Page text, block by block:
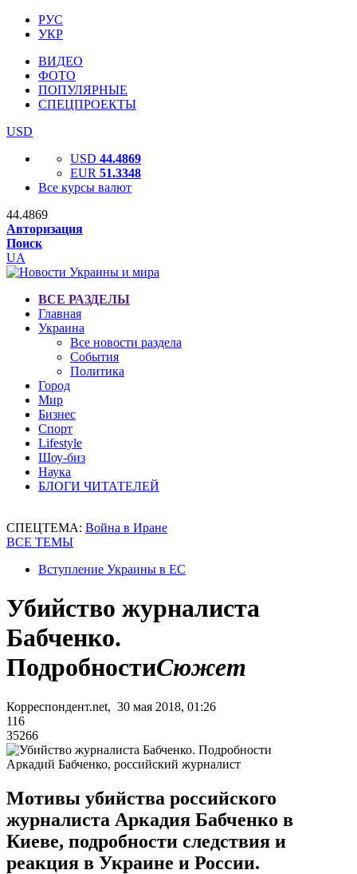
РУС
УКР
ВИДЕО
ФОТО
ПОПУЛЯРНЫЕ
СПЕЦПРОЕКТЫ
USD
USD 44.4869
EUR 51.3348
Все курсы валют
44.4869
Авторизация
Поиск
UA
ВСЕ РАЗДЕЛЫ
Главная
Украина
Все новости раздела
События
Политика
Город
Мир
Бизнес
Спорт
Lifestyle
Шоу-биз
Наука
БЛОГИ ЧИТАТЕЛЕЙ
СПЕЦТЕМА: Война в Иране
ВСЕ ТЕМЫ
Вступление Украины в ЕС
Убийство журналиста
Бабченко.
ПодробностиСюжет
Корреспондент.net, 30 мая 2018, 01:26
116
35266
Аркадий Бабченко, российский журналист
Мотивы убийства российского
журналиста Аркадия Бабченко в
Киеве, подробности следствия и
реакция в Украине и России.